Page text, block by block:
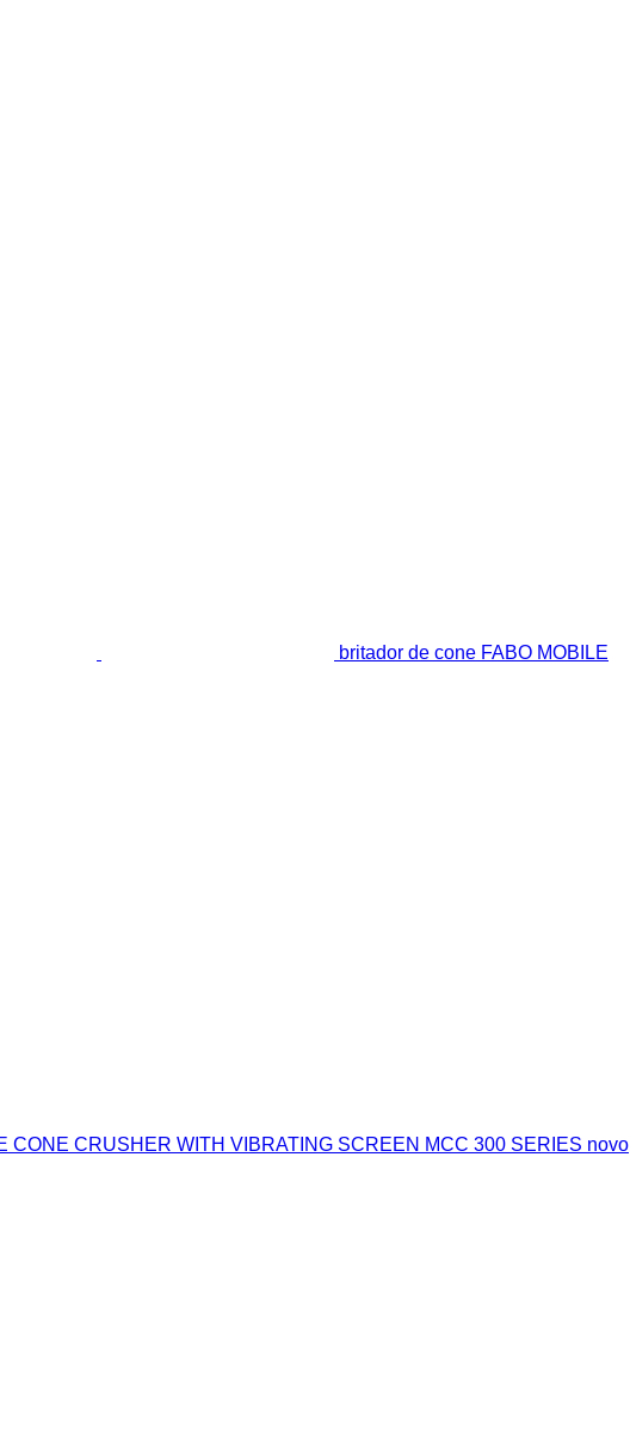
britador de cone FABO MOBILE
CONE CRUSHER WITH VIBRATING SCREEN MCC 300 SERIES novo